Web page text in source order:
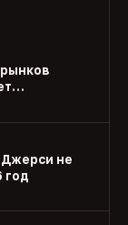
рынков
не
год